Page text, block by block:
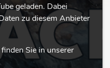
geladen. Dabei
zu diesem Anbieter
Sie in unserer